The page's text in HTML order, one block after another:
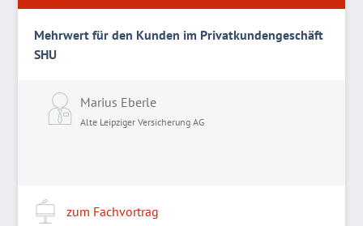
Mehrwert für den Kunden im Privatkundengeschäft
SHU
Marius Eberle
Alte Leipziger Versicherung AG
zum Fachvortrag